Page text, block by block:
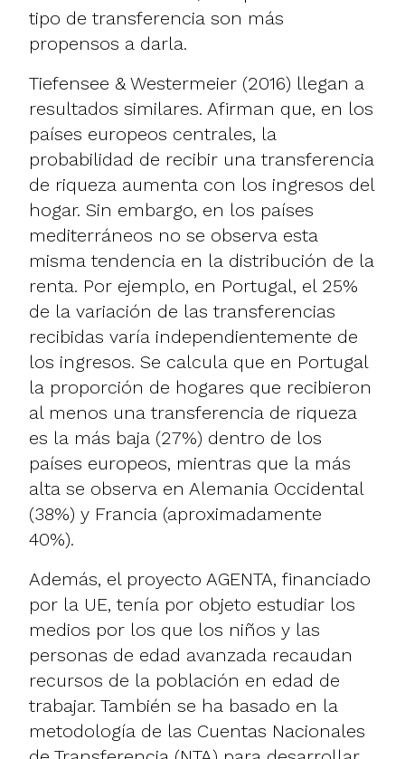
tipo de transferencia son más
propensos a darla.
Tiefensee & Westermeier (2016) llegan a
resultados similares. Afirman que, en los
países europeos centrales, la
probabilidad de recibir una transferencia
de riqueza aumenta con los ingresos del
hogar. Sin embargo, en los países
mediterráneos no se observa esta
misma tendencia en la distribución de la
renta. Por ejemplo, en Portugal, el 25%
de la variación de las transferencias
recibidas varía independientemente de
los ingresos. Se calcula que en Portugal
la proporción de hogares que recibieron
al menos una transferencia de riqueza
es la más baja (27%) dentro de los
países europeos, mientras que la más
alta se observa en Alemania Occidental
(38%) y Francia (aproximadamente
40%).
Además, el proyecto AGENTA, financiado
por la UE, tenía por objeto estudiar los
medios por los que los niños y las
personas de edad avanzada recaudan
recursos de la población en edad de
trabajar. También se ha basado en la
metodología de las Cuentas Nacionales